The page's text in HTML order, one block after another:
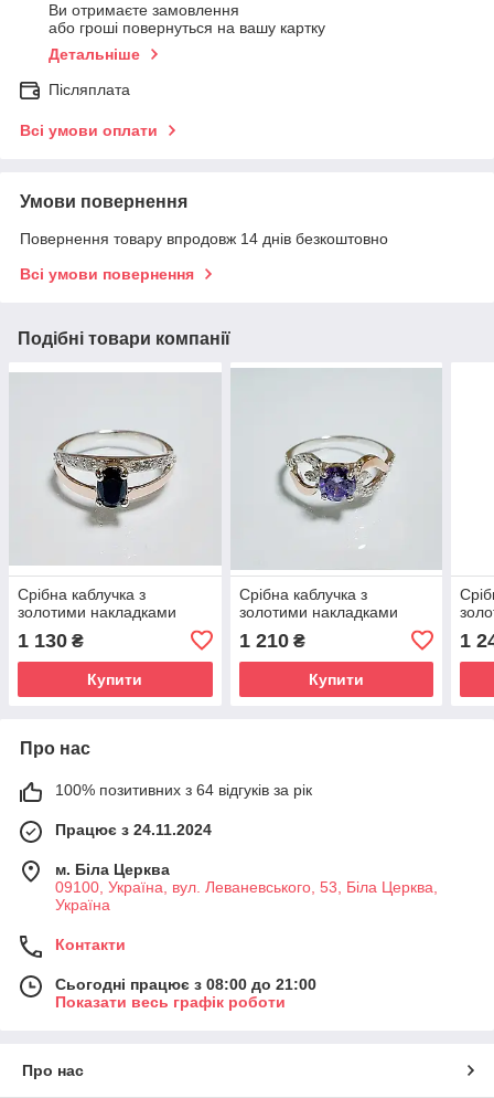
Ви отримаєте замовлення
або гроші повернуться на вашу картку
Детальніше
Післяплата
Всі умови оплати
Умови повернення
Повернення товару впродовж 14 днів безкоштовно
Всі умови повернення
Подібні товари компанії
Срібна каблучка з
золотими накладками
1 130 ₴
Купити
Срібна каблучка з
золотими накладками
1 210₴
Купити
1
Про нас
100% позитивних з 64 відгуків за рік
Працює з 24.11.2024
м. Біла Церква
09100, Україна, вул. Леваневського, 53, Біла Церква,
Україна
Контакти
Сьогодні працює з 08:00 до 21:00
Показати весь графік роботи
Про нас